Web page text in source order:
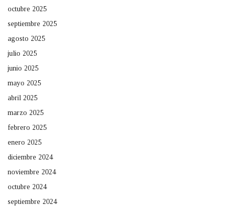
octubre 2025
septiembre 2025
agosto 2025
julio 2025
junio 2025
mayo 2025
abril 2025
marzo 2025
febrero 2025
enero 2025
diciembre 2024
noviembre 2024
octubre 2024
septiembre 2024